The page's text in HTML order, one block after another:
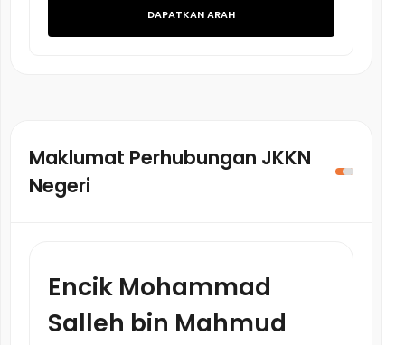
DAPATKAN ARAH
Maklumat Perhubungan JKKN
Negeri
Encik Mohammad
Salleh bin Mahmud